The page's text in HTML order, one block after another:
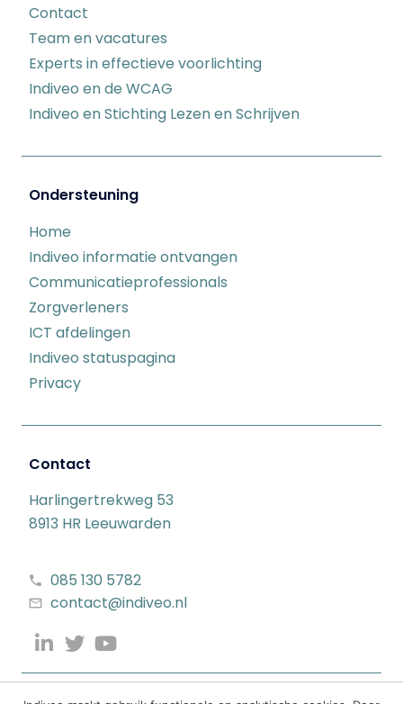
Contact
Team en vacatures
Experts in effectieve voorlichting
Indiveo en de WCAG
Indiveo en Stichting Lezen en Schrijven
Ondersteuning
Home
Indiveo informatie ontvangen
Communicatieprofessionals
Zorgverleners
ICT afdelingen
Indiveo statuspagina
Privacy
Contact
Harlingertrekweg 53
8913 HR Leeuwarden
085 130 5782
contact@indiveo.nl